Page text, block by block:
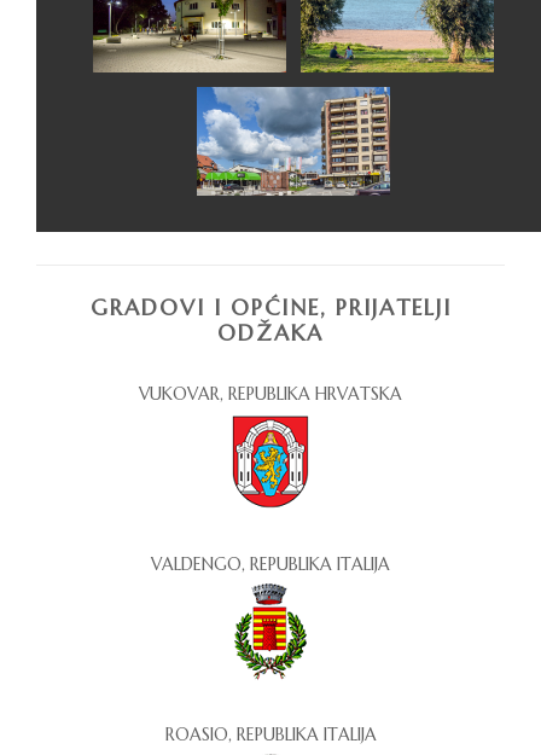
GRADOVI I OPĆINE, PRIJATELJI
ODŽAKA
VUKOVAR, REPUBLIKA HRVATSKA
VALDENGO, REPUBLIKA ITALIJA
ROASIO, REPUBLIKA ITALIJA